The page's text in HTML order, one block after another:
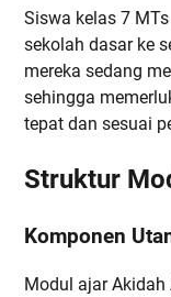
Siswa kelas 7
sekolah dasar ke
mereka sedang
sehingga
tepat dan sesuai
Struktur
Komponen
Modul ajar